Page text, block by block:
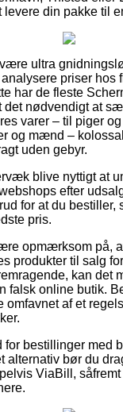
levere din pakke til
ultra
priser hos
har de fleste
det nødvendigt at
varer – til piger
og mænd –
uden gebyr.
blive nyttigt at
efter
for at du bestiller,
pris.
opmærksom på,
produkter til salg
kan det
falsk online butik.
omfavnet af et
for bestillinger med
alternativ bør du
ViaBill,